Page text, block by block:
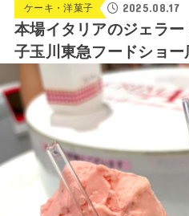
ケーキ・洋菓子 2025.08.17
本場イタリアのジェラ
子玉川東急フードショー